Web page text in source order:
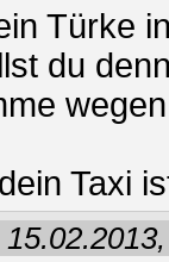
Türke
du
Taxi